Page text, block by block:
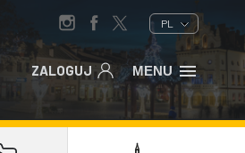
PL
ZALOGUJ MENU